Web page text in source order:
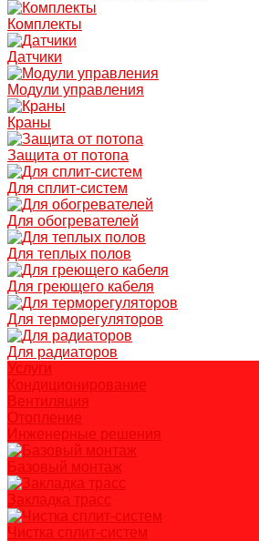
Комплекты
Датчики
Модули управления
Краны
Защита от потопа
Для сплит-систем
Для обогревателей
Для теплых полов
Для греющего кабеля
Для терморегуляторов
Для радиаторов
Услуги
Кондиционирование
Вентиляция
Отопление
Инженерные решения
Базовый монтаж
Закладка трасс
Чистка сплит-систем